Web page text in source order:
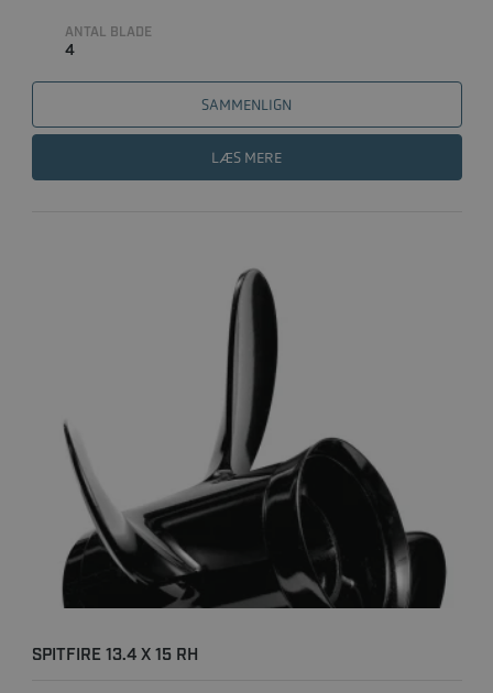
ANTAL BLADE
4
SAMMENLIGN
LÆS MERE
SPITFIRE 13.4 X 15 RH